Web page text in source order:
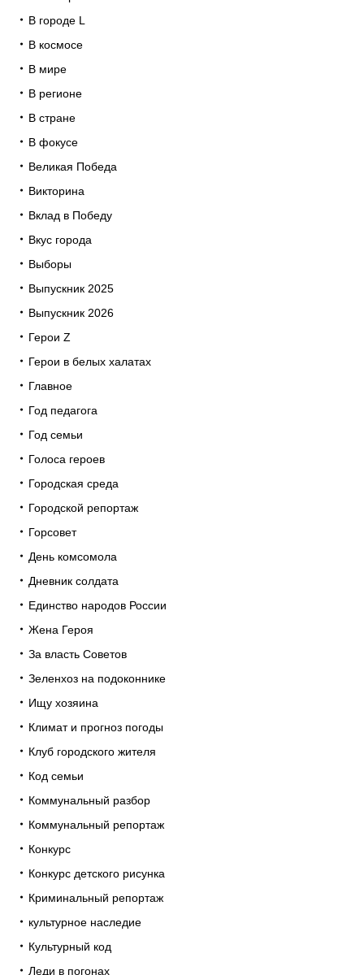
В городе L
В космосе
В мире
В регионе
В стране
В фокусе
Великая Победа
Викторина
Вклад в Победу
Вкус города
Выборы
Выпускник 2025
Выпускник 2026
Герои Z
Герои в белых халатах
Главное
Год педагога
Год семьи
Голоса героев
Городская среда
Городской репортаж
Горсовет
День комсомола
Дневник солдата
Единство народов России
Жена Героя
За власть Советов
Зеленхоз на подоконнике
Ищу хозяина
Климат и прогноз погоды
Клуб городского жителя
Код семьи
Коммунальный разбор
Коммунальный репортаж
Конкурс
Конкурс детского рисунка
Криминальный репортаж
культурное наследие
Культурный код
Леди в погонах